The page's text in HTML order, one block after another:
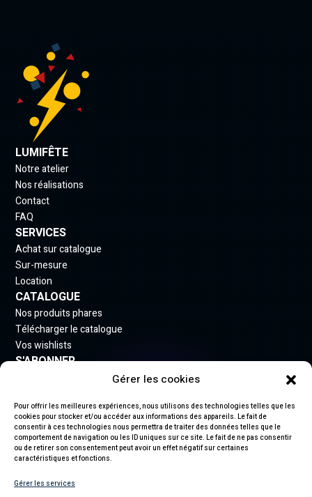
Gérer les cookies
Pour offrir les meilleures expériences, nous utilisons des technologies telles que les
cookies pour stocker et/ou accéder aux informations des appareils. Le fait de
consentir à ces technologies nous permettra de traiter des données telles que le
comportement de navigation ou les ID uniques sur ce site. Le fait de ne pas consentir
ou de retirer son consentement peut avoir un effet négatif sur certaines
caractéristiques et fonctions.
Gérer les services
LUMIFÊTE
Notre atelier
Nos réalisations
Contact
FAQ
SERVICES
Achat sur catalogue
Sur-mesure
Location
CATALOGUE
Nos produits phares
Télécharger le catalogue
Vos wishlists
S'ABONNER
Inscrivez-vous à notre newsletter pour rester informé
des nouveautés.
En vous abonnant, vous acceptez notre politique de confidentialité et